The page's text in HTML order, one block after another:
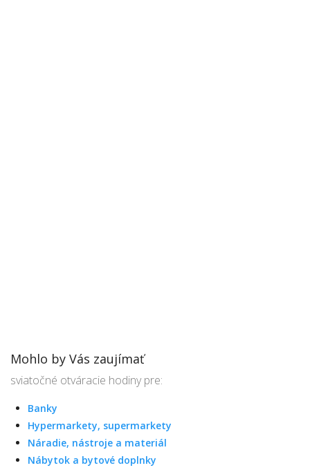
Mohlo by Vás zaujímať
sviatočné otváracie hodiny pre:
Banky
Hypermarkety, supermarkety
Náradie, nástroje a materiál
Nábytok a bytové doplnky